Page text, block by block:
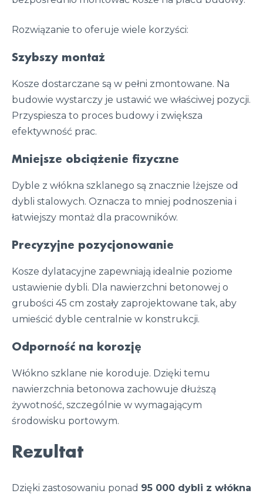
Rozwiązanie to oferuje wiele korzyści:
Szybszy montaż
Kosze dostarczane są w pełni zmontowane. Na
budowie wystarczy je ustawić we właściwej pozycji.
Przyspiesza to proces budowy i zwiększa
efektywność prac.
Mniejsze obciążenie fizyczne
Dyble z włókna szklanego są znacznie lżejsze od
dybli stalowych. Oznacza to mniej podnoszenia i
łatwiejszy montaż dla pracowników.
Precyzyjne pozycjonowanie
Kosze dylatacyjne zapewniają idealnie poziome
ustawienie dybli. Dla nawierzchni betonowej o
grubości 45 cm zostały zaprojektowane tak, aby
umieścić dyble centralnie w konstrukcji.
Odporność na korozję
Włókno szklane nie koroduje. Dzięki temu
nawierzchnia betonowa zachowuje dłuższą
żywotność, szczególnie w wymagającym
środowisku portowym.
Rezultat
Dzięki zastosowaniu ponad 95 000 dybli z włókna